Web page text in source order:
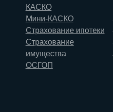
КАСКО
Мини-КАСКО
Страхование ипотеки
Страхование
имущества
ОСГОП